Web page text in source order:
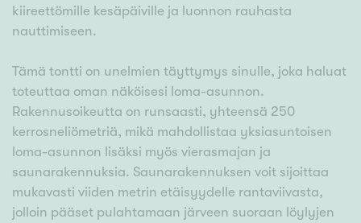
kiireettömille kesäpäiville ja luonnon rauhasta
nauttimiseen.
Tämä tontti on unelmien täyttymys sinulle, joka haluat
toteuttaa oman näköisesi loma-asunnon.
Rakennusoikeutta on runsaasti, yhteensä 250
kerrosneliömetriä, mikä mahdollistaa yksiasuntoisen
loma-asunnon lisäksi myös vierasmajan ja
saunarakennuksia. Saunarakennuksen voit sijoittaa
mukavasti viiden metrin etäisyydelle rantaviivasta,
jolloin pääset pulahtamaan järveen suoraan löylyjen